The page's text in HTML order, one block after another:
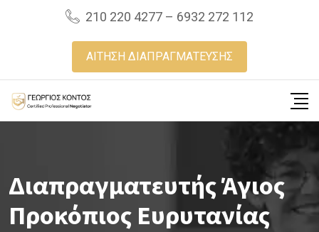
210 220 4277 – 6932 272 112
ΑΙΤΗΣΗ ΔΙΑΠΡΑΓΜΑΤΕΥΣΗΣ
Διαπραγματευτής Άγιος
Προκόπιος Ευρυτανίας